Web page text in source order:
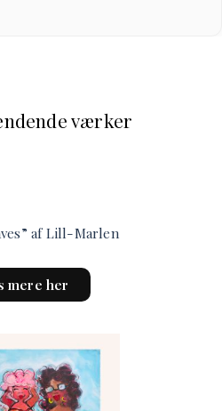
værker
af Lill-Marlen
mere her
This
product
variants.
The
options